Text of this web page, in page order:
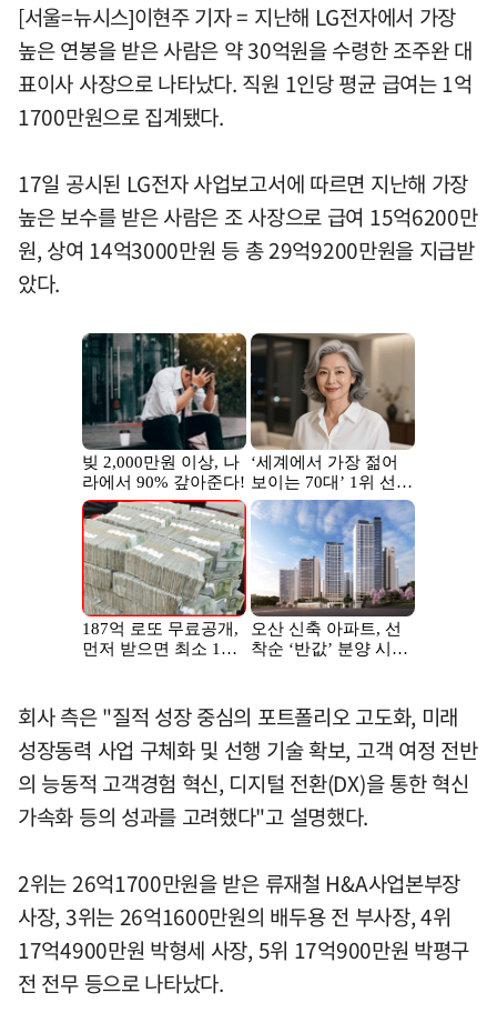
[서울=뉴시스]이현주 기자 = 지난해 LG전자에서 가장
높은 연봉을 받은 사람은 약 30억원을 수령한 조주완 대
표이사 사장으로 나타났다. 직원 1인당 평균 급여는 1억
1700만원으로 집계됐다.
17일 공시된 LG전자 사업보고서에 따르면 지난해 가장
높은 보수를 받은 사람은 조 사장으로 급여 15억6200만
원, 상여 14억3000만원 등 총 29억9200만원을 지급받
았다.
회사 측은 "질적 성장 중심의 포트폴리오 고도화, 미래
성장동력 사업 구체화 및 선행 기술 확보, 고객 여정 전반
의 능동적 고객경험 혁신, 디지털 전환(DX)을 통한 혁신
가속화 등의 성과를 고려했다"고 설명했다.
2위는 26억1700만원을 받은 류재철 H&A사업본부장
사장, 3위는 26억1600만원의 배두용 전 부사장, 4위
17억4900만원 박형세 사장, 5위 17억900만원 박평구
전 전무 등으로 나타났다.